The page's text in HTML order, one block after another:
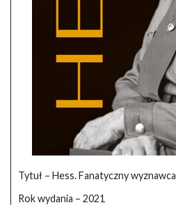
Tytuł – Hess. Fanatyczny wyznawca
Rok wydania – 2021